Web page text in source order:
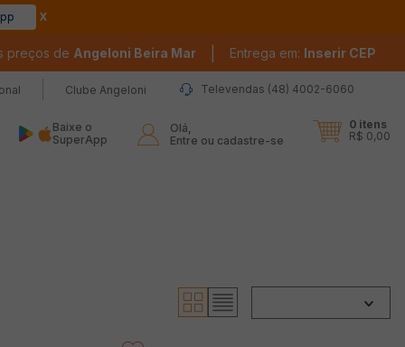
preços de Angeloni Beira Mar Entrega em: Inserir CEP
Clube Angeloni Televendas (48) 4002-6060
Baixe o
SuperApp
Olá,
Entre ou cadastre-se
0 itens
R$ 0,00